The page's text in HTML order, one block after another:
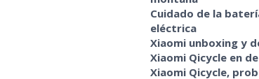
Cuidado de la
eléctrica
Xiaomi unboxing y
Xiaomi Qicycle en
Xiaomi Qicycle,